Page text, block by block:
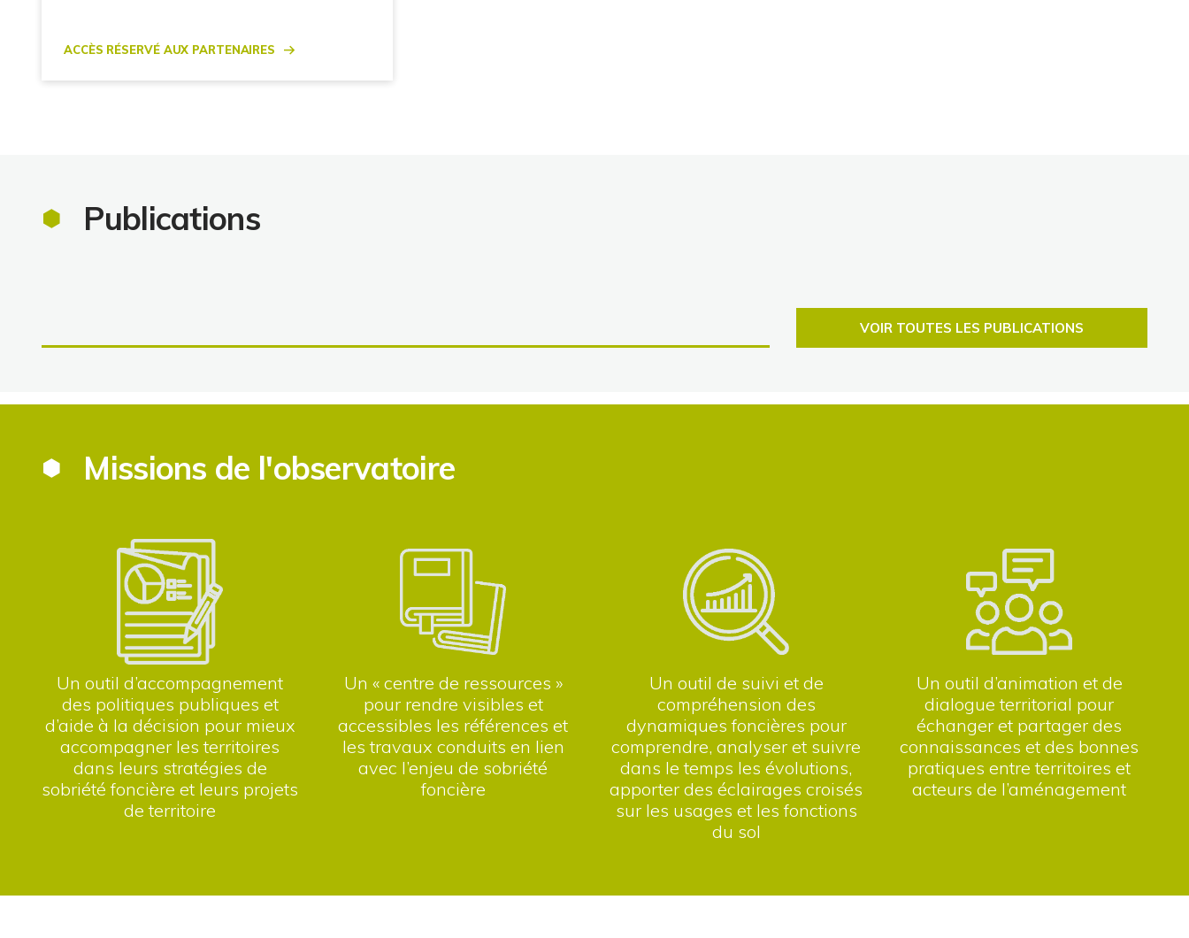
Accès réservé aux partenaires
Publications
VOIR TOUTES LES PUBLICATIONS
Missions de l'observatoire
Un outil d’accompagnement
des politiques publiques et
d’aide à la décision pour mieux
accompagner les territoires
dans leurs stratégies de
sobriété foncière et leurs projets
de territoire
Un « centre de ressources »
pour rendre visibles et
accessibles les références et
les travaux conduits en lien
avec l’enjeu de sobriété
foncière
Un outil de suivi et de
compréhension des
dynamiques foncières pour
comprendre, analyser et suivre
dans le temps les évolutions,
apporter des éclairages croisés
sur les usages et les fonctions
du sol
Un outil d’animation et de
dialogue territorial pour
échanger et partager des
connaissances et des bonnes
pratiques entre territoires et
acteurs de l’aménagement